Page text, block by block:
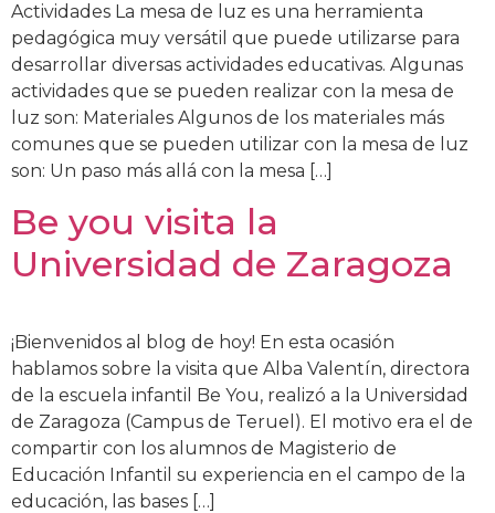
Actividades La mesa de luz es una herramienta
pedagógica muy versátil que puede utilizarse para
desarrollar diversas actividades educativas. Algunas
actividades que se pueden realizar con la mesa de
luz son: Materiales Algunos de los materiales más
comunes que se pueden utilizar con la mesa de luz
son: Un paso más allá con la mesa […]
Be you visita la
Universidad de Zaragoza
¡Bienvenidos al blog de hoy! En esta ocasión
hablamos sobre la visita que Alba Valentín, directora
de la escuela infantil Be You, realizó a la Universidad
de Zaragoza (Campus de Teruel). El motivo era el de
compartir con los alumnos de Magisterio de
Educación Infantil su experiencia en el campo de la
educación, las bases […]